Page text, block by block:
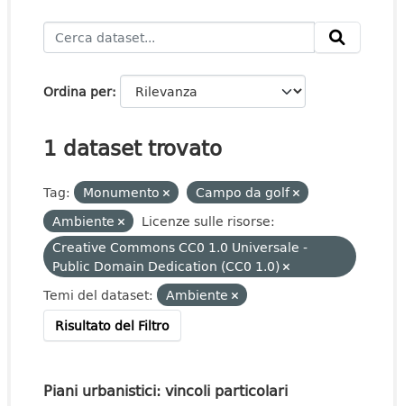
Ordina per
1 dataset trovato
Tag: Monumento
Campo da golf
Ambiente
Licenze sulle risorse:
Creative Commons CC0 1.0 Universale -
Public Domain Dedication (CC0 1.0)
Temi del dataset:
Ambiente
Risultato del Filtro
Piani urbanistici: vincoli particolari